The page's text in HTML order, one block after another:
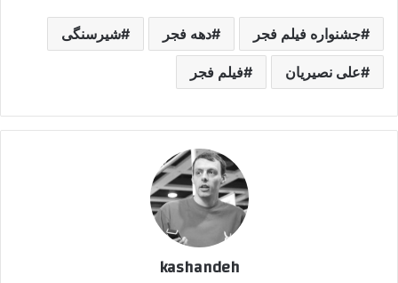
جشنواره فیلم فجر دهه فجر شیرسنگی
علی نصیریان فیلم فجر
kashandeh